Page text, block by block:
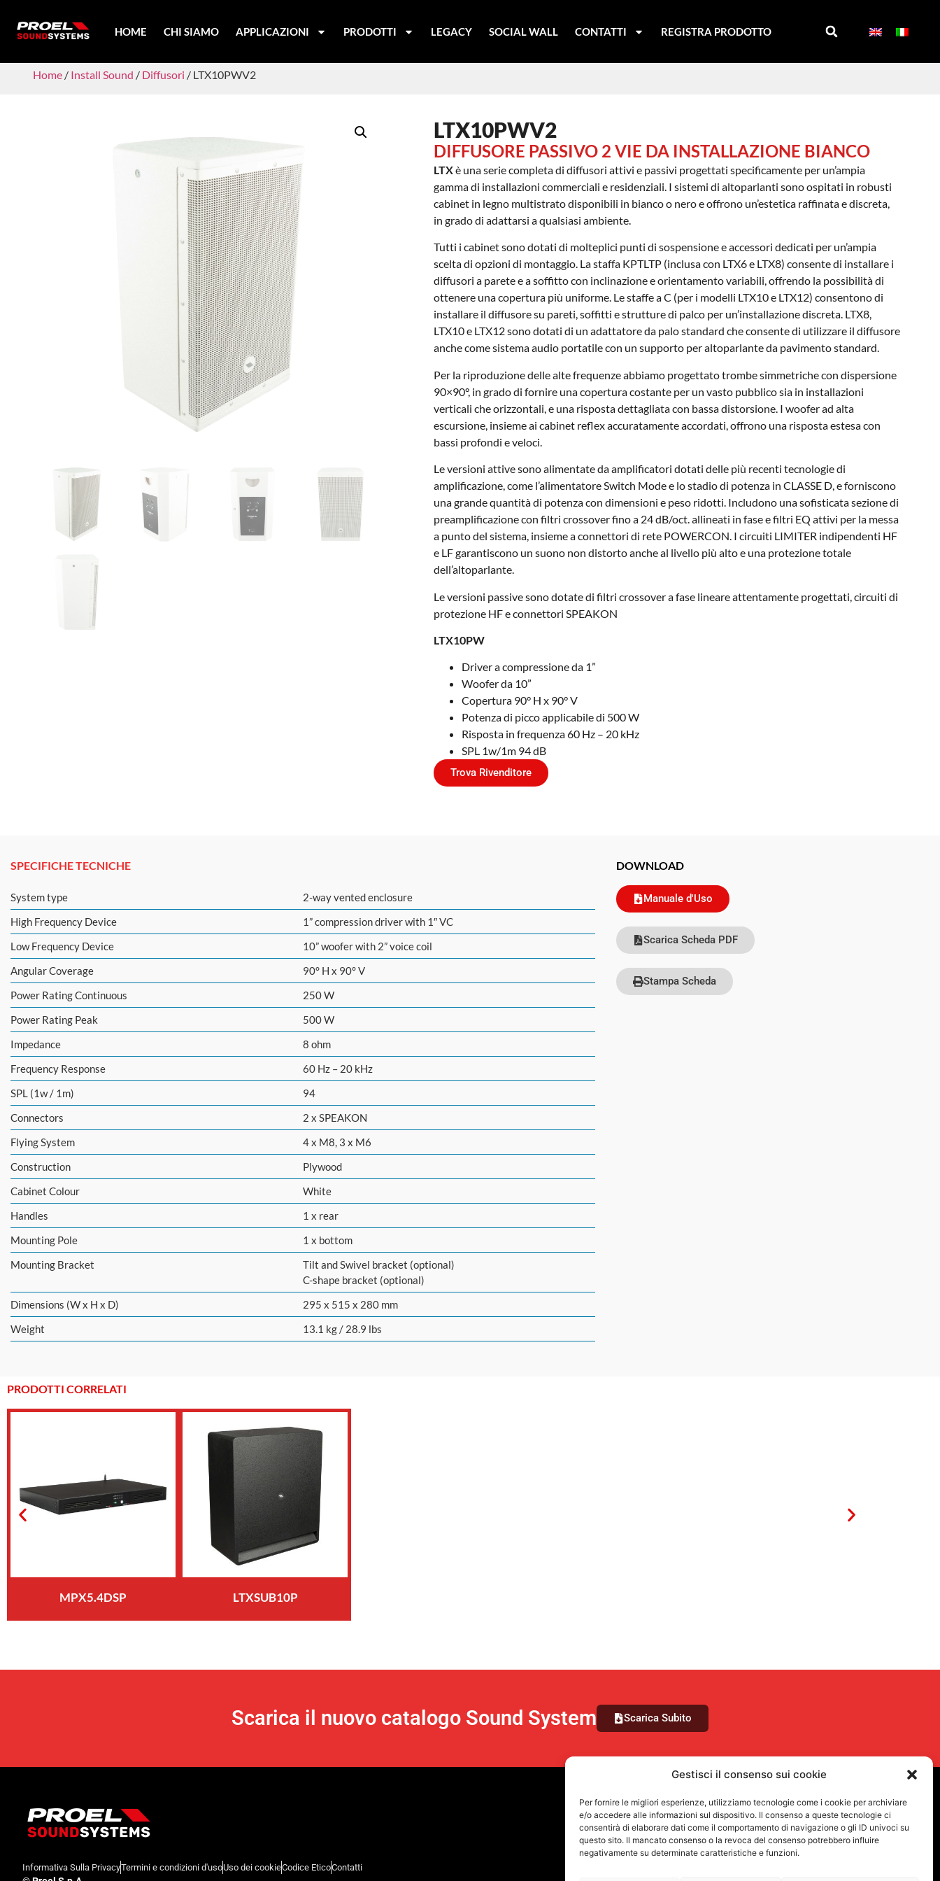
Gestisci il consenso sui cookie
Per fornire le migliori esperienze, utilizziamo tecnologie come i cookie per archiviare
e/o accedere alle informazioni sul dispositivo. Il consenso a queste tecnologie ci
consentirà di elaborare dati come il comportamento di navigazione o gli ID univoci su
questo sito. Il mancato consenso o la revoca del consenso potrebbero influire
negativamente su determinate caratteristiche e funzioni.
HOME CHI SIAMO APPLICAZIONI PRODOTTI LEGACY SOCIAL WALL CONTATTI REGISTRA PRODOTTO
Home / Install Sound / Diffusori / LTX10PWV2
LTX10PWV2
DIFFUSORE PASSIVO 2 VIE DA INSTALLAZIONE BIANCO
LTXè una serie completa di diffusori attivi e passivi progettati specificamente per un’ampia
gamma di installazioni commerciali e residenziali. I sistemi di altoparlanti sono ospitati in robusti
cabinet in legno multistrato disponibili in bianco o nero e offrono un’estetica raffinata e discreta,
in grado di adattarsi a qualsiasi ambiente.
Tutti i cabinet sono dotati di molteplici punti di sospensione e accessori dedicati per un’ampia
scelta di opzioni di montaggio. La staffa KPTLTP (inclusa con LTX6 e LTX8) consente di installare i
diffusori a parete e a soffitto con inclinazione e orientamento variabili, offrendo la possibilità di
ottenere una copertura più uniforme. Le staffe a C (per i modelli LTX10 e LTX12) consentono di
installare il diffusore su pareti, soffitti e strutture di palco per un’installazione discreta. LTX8,
LTX10 e LTX12 sono dotati di un adattatore da palo standard che consente di utilizzare il diffusore
anche come sistema audio portatile con un supporto per altoparlante da pavimento standard.
Per la riproduzione delle alte frequenze abbiamo progettato trombe simmetriche con dispersione
90×90°, in grado di fornire una copertura costante per un vasto pubblico sia in installazioni
verticali che orizzontali, e una risposta dettagliata con bassa distorsione. I woofer ad alta
escursione, insieme ai cabinet reflex accuratamente accordati, offrono una risposta estesa con
bassi profondi e veloci.
Le versioni attive sono alimentate da amplificatori dotati delle più recenti tecnologie di
amplificazione, come l’alimentatore Switch Mode e lo stadio di potenza in CLASSE D, e forniscono
una grande quantità di potenza con dimensioni e peso ridotti. Includono una sofisticata sezione di
preamplificazione con filtri crossover fino a 24 dB/oct. allineati in fase e filtri EQ attivi per la messa
a punto del sistema, insieme a connettori di rete POWERCON. I circuiti LIMITER indipendenti HF
e LF garantiscono un suono non distorto anche al livello più alto e una protezione totale
dell’altoparlante.
Le versioni passive sono dotate di filtri crossover a fase lineare attentamente progettati, circuiti di
protezione HF e connettori SPEAKON
LTX10PW
Driver a compressione da 1”
Woofer da 10”
Copertura 90° H x 90° V
Potenza di picco applicabile di 500 W
Risposta in frequenza 60 Hz – 20 kHz
SPL 1w/1m 94 dB
Trova Rivenditore
SPECIFICHE TECNICHE
System type
2-way vented enclosure
High Frequency Device
1” compression driver with 1″ VC
Low Frequency Device
10” woofer with 2” voice coil
Angular Coverage
90° H x 90° V
Power Rating Continuous
250 W
Power Rating Peak
500 W
Impedance
8 ohm
Frequency Response
60 Hz – 20 kHz
SPL (1w / 1m)
94
Connectors
2 x SPEAKON
Flying System
4 x M8, 3 x M6
Construction
Plywood
Cabinet Colour
White
Handles
1 x rear
Mounting Pole
1 x bottom
Mounting Bracket
Tilt and Swivel bracket (optional)
C-shape bracket (optional)
Dimensions (W x H x D)
295 x 515 x 280 mm
Weight
13.1 kg / 28.9 lbs
DOWNLOAD
Manuale d'Uso
Scarica Scheda PDF
Stampa Scheda
PRODOTTI CORRELATI
MPX5.4DSP LTXSUB10P
Scarica il nuovo catalogo Sound System Scarica Subito
Informativa Sulla PrivacyTermini e condizioni d'usoUso dei cookieCodice EticoContatti
VUOI RIMANERE AGGIORNATO?
Iscriviti alla newsletter
SEGUICI SUI NOSTRI SOCIAL